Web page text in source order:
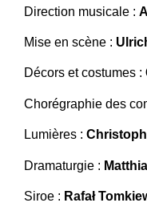
Direction musicale :
Mise en scène :
Décors et costumes :
Chorégraphie des
Lumières :
Dramaturgie :
Siroe : Rafał